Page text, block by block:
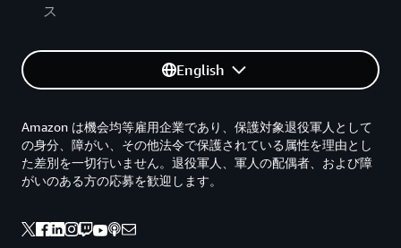
ス
English
Amazon は機会均等雇用企業であり、保護対象退役軍人として
の身分、障がい、その他法令で保護されている属性を理由とし
た差別を一切行いません。退役軍人、軍人の配偶者、および障
がいのある方の応募を歓迎します。